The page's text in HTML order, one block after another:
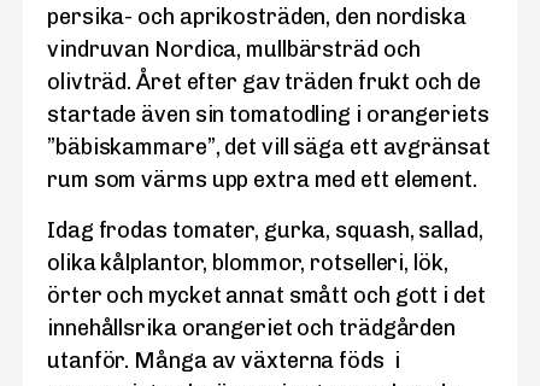
persika- och aprikosträden, den nordiska
vindruvan Nordica, mullbärsträd och
olivträd. Året efter gav träden frukt och de
startade även sin tomatodling i orangeriets
”bäbiskammare”, det vill säga ett avgränsat
rum som värms upp extra med ett element.
Idag frodas tomater, gurka, squash, sallad,
olika kålplantor, blommor, rotselleri, lök,
örter och mycket annat smått och gott i det
innehållsrika orangeriet och trädgården
utanför. Många av växterna föds i